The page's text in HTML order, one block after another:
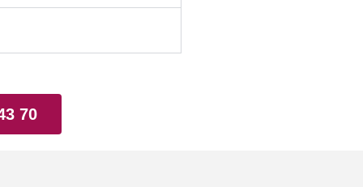
70